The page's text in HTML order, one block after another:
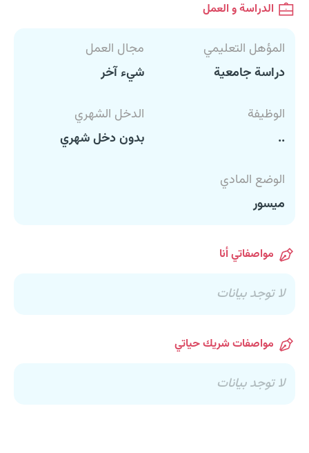
الدراسة و العمل
المؤهل التعليمي
دراسة جامعية
مجال العمل
شيء آخر
الوظيفة
..
الدخل الشهري
بدون دخل شهري
الوضع المادي
ميسور
مواصفاتي أنا
لا توجد بيانات
مواصفات شريك حياتي
لا توجد بيانات